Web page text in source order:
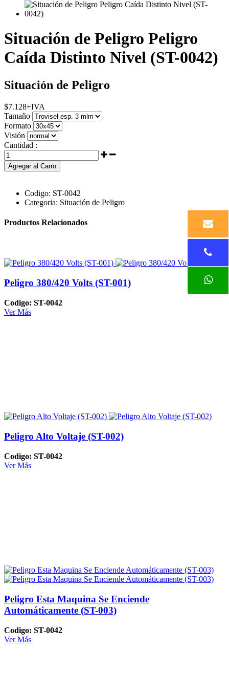
Situación de Peligro Peligro
Caída Distinto Nivel (ST-0042)
Situación de Peligro
$7.128+IVA
Tamaño
Formato
Visión
Cantidad :
Agregar al Carro
Codigo: ST-0042
Categoria: Situación de Peligro
Productos Relacionados
Peligro 380/420 Volts (ST-001)
Codigo: ST-0042
Ver Más
Peligro Alto Voltaje (ST-002)
Codigo: ST-0042
Ver Más
Peligro Esta Maquina Se Enciende
Automáticamente (ST-003)
Codigo: ST-0042
Ver Más